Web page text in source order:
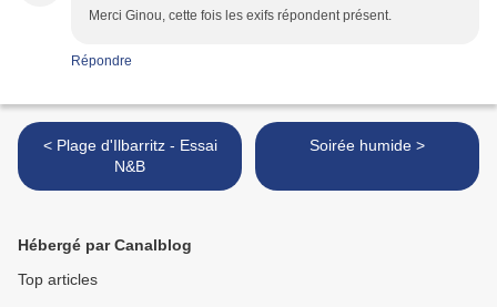
Merci Ginou, cette fois les exifs répondent présent.
Répondre
< Plage d'Ilbarritz - Essai
N&B
Soirée humide >
Hébergé par Canalblog
Top articles